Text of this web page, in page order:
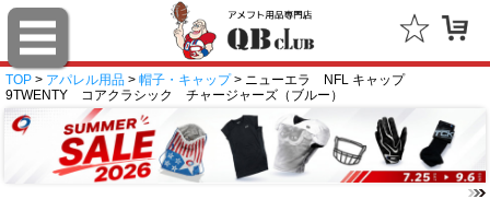
TOP > アパレル用品 > 帽子・キャップ> ニューエラ NFL キャップ
9TWENTY コアクラシック チャージャーズ（ブルー）